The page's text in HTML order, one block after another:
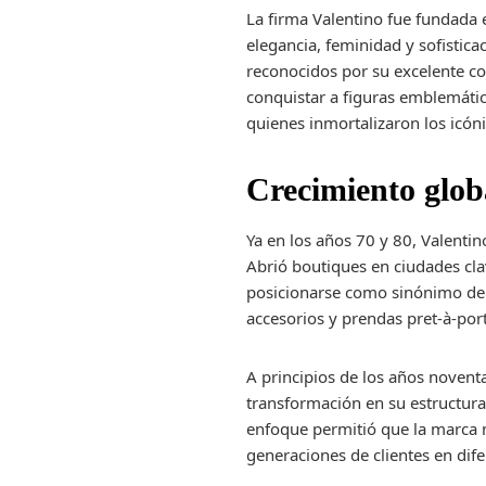
La firma Valentino fue
elegancia, feminidad y
reconocidos por su excelente
conquistar a figuras
quienes inmortalizaron los
Crecimiento
Ya en los años 70 y 80,
Abrió boutiques en ciudades
posicionarse como sinónimo
accesorios y prendas pret-à-
A principios de los años
transformación en su
enfoque permitió que la marca
generaciones de clientes en